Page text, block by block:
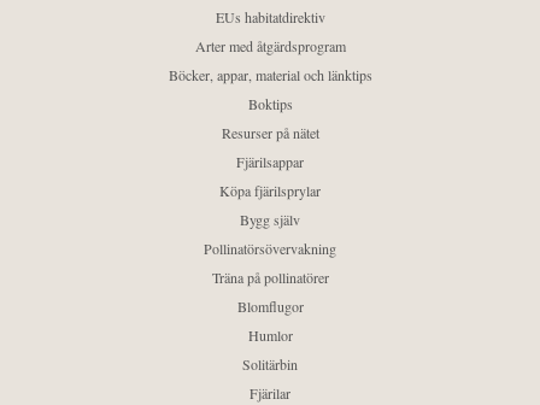
EUs habitatdirektiv
Arter med åtgärdsprogram
Böcker, appar, material och länktips
Boktips
Resurser på nätet
Fjärilsappar
Köpa fjärilsprylar
Bygg själv
Pollinatörsövervakning
Träna på pollinatörer
Blomflugor
Humlor
Solitärbin
Fjärilar